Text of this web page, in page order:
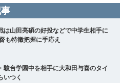
は山田亮碩の好投などで中学生相手に
も特徴把握に手応え
駿台学園中を相手に大和田与喜のタイ
いつく